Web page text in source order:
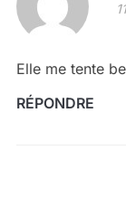
Elle me tente
RÉPONDRE